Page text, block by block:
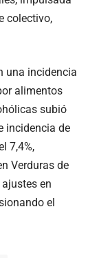
colectivo,
una incidencia
alimentos
subió
incidencia de
7,4%,
Verduras de
en
el